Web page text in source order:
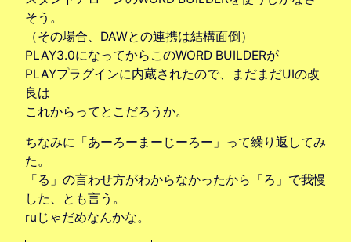
そう。
（その場合、DAWとの連携は結構面倒）
PLAY3.0になってからこのWORD BUILDERが
PLAYプラグインに内蔵されたので、まだまだUIの改
良は
これからってとこだろうか。
ちなみに「あーろーまーじーろー」って繰り返してみ
た。
「る」の言わせ方がわからなかったから「ろ」で我慢
した、とも言う。
ruじゃだめなんかな。